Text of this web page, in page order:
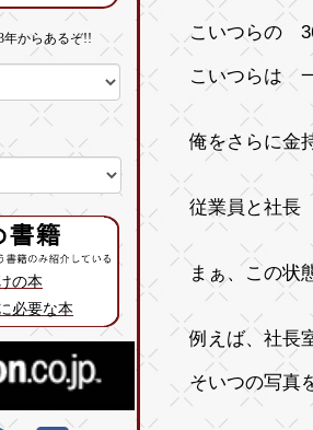
年からあるぞ!!
の本
必要な本
こいつらの
こいつらは
俺をさらに金
従業員と社長
まぁ、この
例えば、社長
そいつの写真